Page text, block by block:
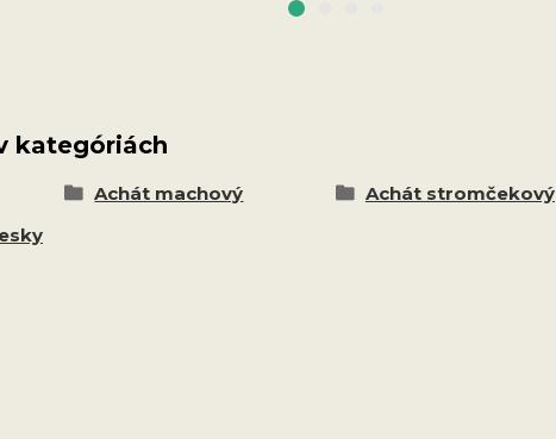
kategóriách
Achát machový Achát stromčekový